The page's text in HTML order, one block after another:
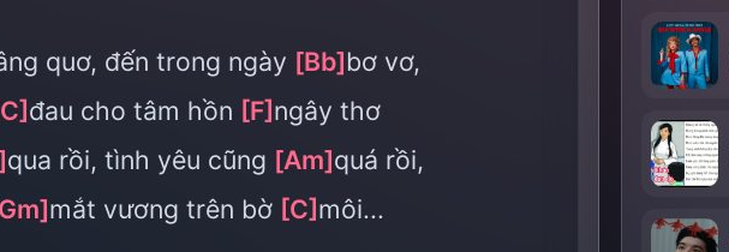
quơ, đến trong ngày [Bb]bơ vơ,
đau cho tâm hồn [F]ngây thơ
qua rồi, tình yêu cũng [Am]quá rồi,
mắt vương trên bờ [C]môi...